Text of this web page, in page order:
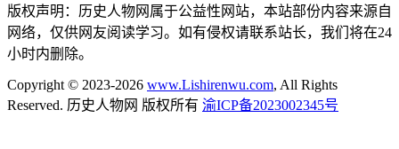
版权声明：历史人物网属于公益性网站，本站部份内容来源自
网络，仅供网友阅读学习。如有侵权请联系站长，我们将在24
小时内删除。
Copyright © 2023-2026 www.Lishirenwu.com, All Rights
Reserved. 历史人物网 版权所有 渝ICP备2023002345号